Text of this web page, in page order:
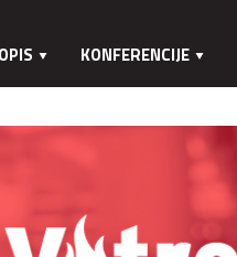
KONFERENCIJE